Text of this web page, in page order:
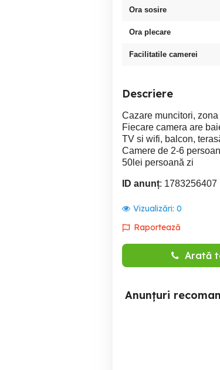
Ora sosire
Ora plecare
Facilitatile camerei
Descriere
Cazare muncitori,
Fiecare camera are
TV si wifi, balcon,
Camere de 2-6
50lei persoană zi
ID anunț: 1783256407
Vizualizări: 0
Raportează
Arată
Anunțuri